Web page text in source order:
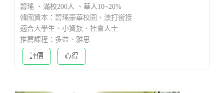
碧瑤 滿校200人
華人10~20%
韓國資本：碧瑤豪華校園、澳打銜接
適合大學生、小資族、社會人士
推薦課程：多益、雅思
評價 心得